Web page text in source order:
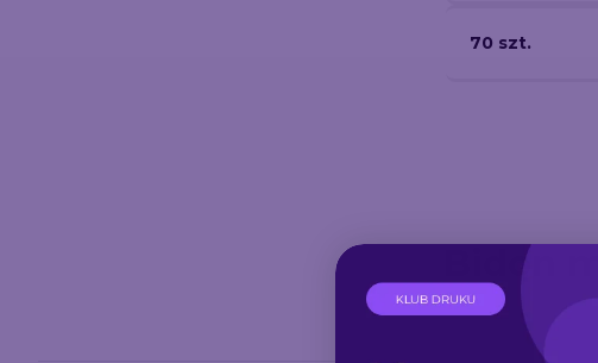
70 szt.
Bidon